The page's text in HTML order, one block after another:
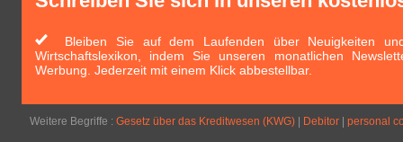
Bleiben Sie auf dem Laufenden über Neuigkeiten
Wirtschaftslexikon, indem Sie unseren monatlichen
Werbung. Jederzeit mit einem Klick abbestellbar.
Weitere Begriffe : Gesetz über das Kreditwesen (KWG) Debitor personal